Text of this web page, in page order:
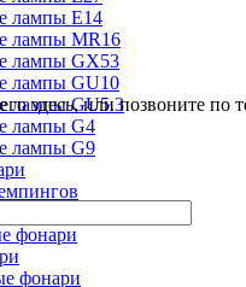
лампы Е14
лампы MR16
лампы GX53
лампы GU10
лампы GU5.3
лампы G4
лампы G9
фонари
фонари
здесь, или позвоните по